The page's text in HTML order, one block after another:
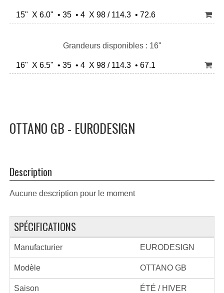
15" X 6.0" • 35 • 4 X 98 / 114.3 • 72.6
Grandeurs disponibles : 16"
16" X 6.5" • 35 • 4 X 98 / 114.3 • 67.1
OTTANO GB - EURODESIGN
Description
Aucune description pour le moment
SPÉCIFICATIONS
Manufacturier EURODESIGN
Modèle OTTANO GB
Saison ÉTÉ / HIVER